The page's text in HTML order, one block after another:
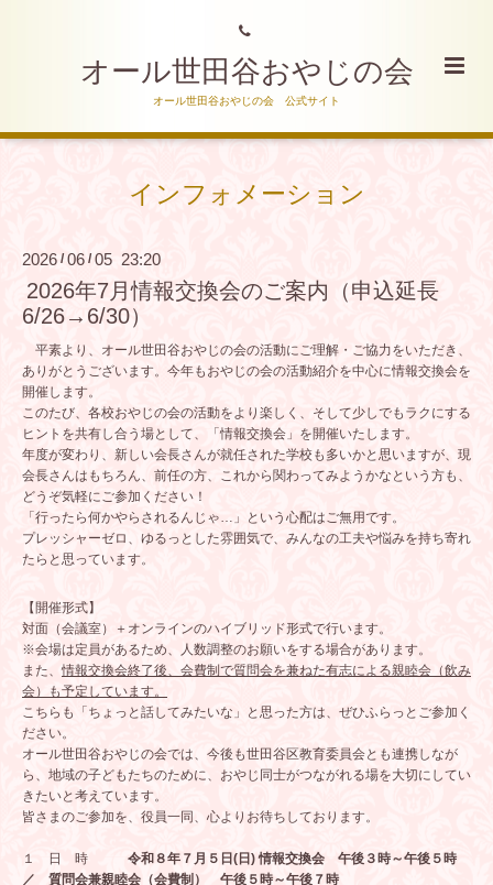
オール世田谷おやじの会
オール世田谷おやじの会 公式サイト
インフォメーション
2026 /06 / 05 23:20
2026年7月情報交換会のご案内（申込延長
6/26→6/30）
平素より、オール世田谷おやじの会の活動にご理解・ご協力をいただき、
ありがとうございます。今年もおやじの会の活動紹介を中心に情報交換会を
開催します。
このたび、各校おやじの会の活動をより楽しく、そして少しでもラクにする
ヒントを共有し合う場として、「情報交換会」を開催いたします。
年度が変わり、新しい会長さんが就任された学校も多いかと思いますが、 現
会長さんはもちろん、前任の方、これから関わってみようかなという方も、
どうぞ気軽にご参加ください！
「行ったら何かやらされるんじゃ…」という心配はご無用です。
プレッシャーゼロ、ゆるっとした雰囲気で、みんなの工夫や悩みを持ち寄れ
たらと思っています。
【開催形式】
対面（会議室）＋オンラインのハイブリッド形式で行います。
※会場は定員があるため、人数調整のお願いをする場合があります。
また、情報交換会終了後、会費制で質問会を兼ねた有志による親睦会（飲み
会）も予定 しています。
こちらも「ちょっと話してみたいな」と思った方は、ぜひふらっとご参加く
ださい。
オール世田谷おやじの会では、今後も世田谷区教育委員会とも連携しなが
ら、地域の子どもたちのために、おやじ同士がつながれる場を大切にしてい
きたいと考えています。
皆さまのご参加を、役員一同、心よりお待ちしております。
１ 日 時 令和８年７月５日(日)情報交換会 午後３時～午後５時
／ 質問会兼親睦会（会費制） 午後５時～午後７時